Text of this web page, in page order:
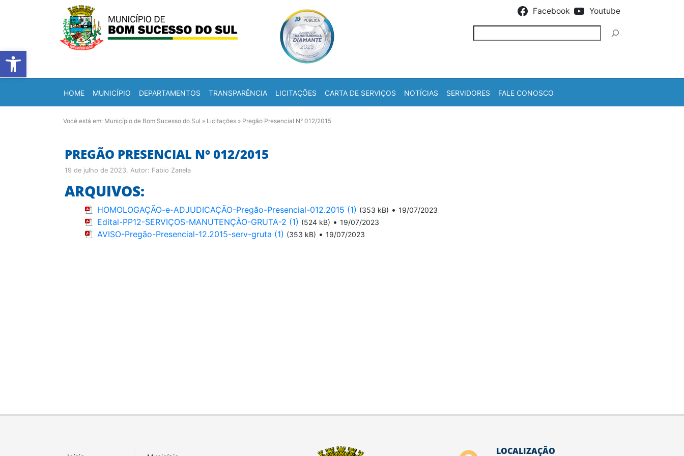
Barra de Ferramentas Aberta
Facebook Youtube
HOME MUNICÍPIO DEPARTAMENTOS TRANSPARÊNCIA LICITAÇÕES CARTA DE SERVIÇOS NOTÍCIAS SERVIDORES FALE CONOSCO
Você está em: Município de Bom Sucesso do Sul » Licitações » Pregão Presencial N° 012/2015
PREGÃO PRESENCIAL N° 012/2015
19 de julho de 2023. Autor: Fabio Zanela
ARQUIVOS:
HOMOLOGAÇÃO-e-ADJUDICAÇÃO-Pregão-Presencial-012.2015 (1) (353 kB) • 19/07/2023
Edital-PP12-SERVIÇOS-MANUTENÇÃO-GRUTA-2 (1) (524 kB) • 19/07/2023
AVISO-Pregão-Presencial-12.2015-serv-gruta (1) (353 kB) • 19/07/2023
LOCALIZAÇÃO